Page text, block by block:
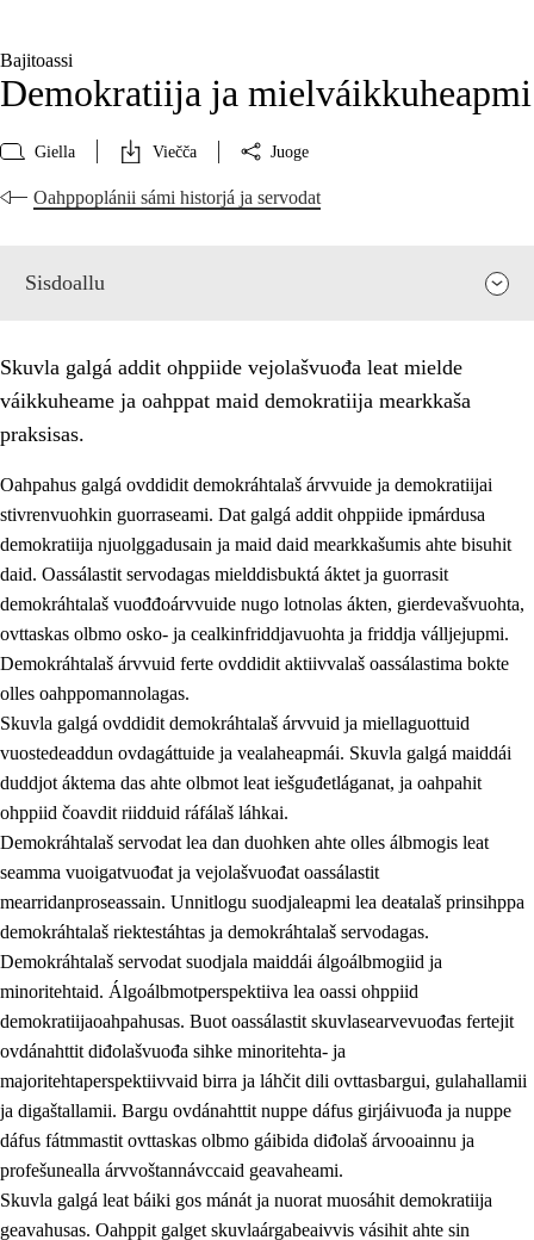
Bajitoassi
Demokratiija ja mielváikkuheapmi
Giella Viečča Juoge
Oahppoplánii sámi historjá ja servodat
Sisdoallu
1. Oahpahusa árvovuođđu
1.1 Olmmošárvu
1.2 Identitehta ja kultuvrralaš girjáivuohta
1.3 Kritihkalaš jurddašeapmi ja ehtalaš diđolašvuohta
1.4 Hutkanillu, beroštupmi ja suokkardanhuovva
1.5 Luondduákten ja birasdiđolašvuohta
1.6 Demokratiija ja mielváikkuheapmi
Skuvla galgá addit ohppiide vejolašvuođa leat mielde
váikkuheame ja oahppat maid demokratiija mearkkaša
praksisas.
Oahpahus galgá ovddidit demokráhtalaš árvvuide ja demokratiijai
stivrenvuohkin guorraseami. Dat galgá addit ohppiide ipmárdusa
demokratiija njuolggadusain ja maid daid mearkkašumis ahte bisuhit
daid. Oassálastit servodagas mielddisbuktá áktet ja guorrasit
demokráhtalaš vuođđoárvvuide nugo lotnolas ákten, gierdevašvuohta,
ovttaskas olbmo osko- ja cealkinfriddjavuohta ja friddja válljejupmi.
Demokráhtalaš árvvuid ferte ovddidit aktiivvalaš oassálastima bokte
olles oahppomannolagas.
Skuvla galgá ovddidit demokráhtalaš árvvuid ja miellaguottuid
vuostedeaddun ovdagáttuide ja vealaheapmái. Skuvla galgá maiddái
duddjot áktema das ahte olbmot leat iešguđetláganat, ja oahpahit
ohppiid čoavdit riidduid ráfálaš láhkai.
Demokráhtalaš servodat lea dan duohken ahte olles álbmogis leat
seamma vuoigatvuođat ja vejolašvuođat oassálastit
mearridanproseassain. Unnitlogu suodjaleapmi lea deaŧalaš prinsihppa
demokráhtalaš riektestáhtas ja demokráhtalaš servodagas.
Demokráhtalaš servodat suodjala maiddái álgoálbmogiid ja
minoritehtaid. Álgoálbmotperspektiiva lea oassi ohppiid
demokratiijaoahpahusas. Buot oassálastit skuvlasearvevuođas fertejit
ovdánahttit diđolašvuođa sihke minoritehta- ja
majoritehtaperspektiivvaid birra ja láhčit dili ovttasbargui, gulahallamii
ja digaštallamii. Bargu ovdánahttit nuppe dáfus girjáivuođa ja nuppe
dáfus fátmmastit ovttaskas olbmo gáibida diđolaš árvooainnu ja
profešunealla árvvoštannávccaid geavaheami.
Skuvla galgá leat báiki gos mánát ja nuorat muosáhit demokratiija
geavahusas. Oahppit galget skuvlaárgabeaivvis vásihit ahte sin